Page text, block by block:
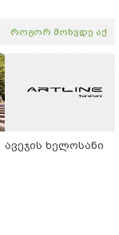
როგორ მოხვდე აქ
ავეჯის ხელოსანი